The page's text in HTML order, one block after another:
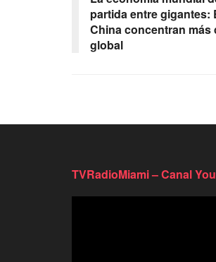
partida entre gigantes:
China concentran más
global
TVRadioMiami – Canal